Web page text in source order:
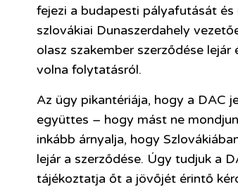
fejezi a budapesti pályafutását
szlovákiai Dunaszerdahely
olasz szakember szerződése
volna folytatásról.
Az ügy pikantériája, hogy a DAC
együttes – hogy mást ne
inkább árnyalja, hogy
lejár a szerződése. Úgy tudjuk a
tájékoztatja őt a jövőjét érintő